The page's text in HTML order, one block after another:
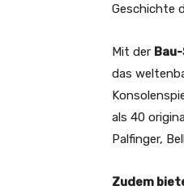
Geschichte
Mit der
das
als 40
Palfinger,
Zudem